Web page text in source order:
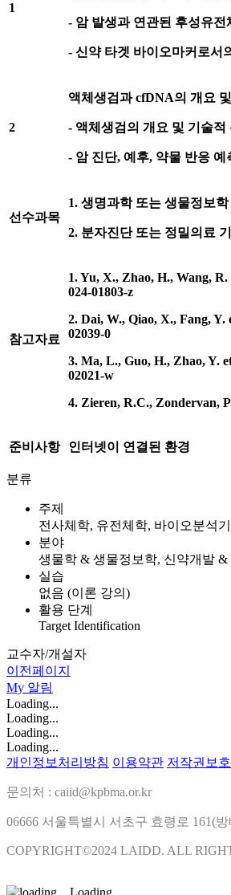
1
- 암 발생과 연관된 후성유전
- 신약 타겟 바이오마커로서
2
액체생검과cfDNA의 개요
- 액체생검의 개요 및 기술적
- 암 진단, 예후, 약물 반응 예
선수과목
1. 생명과학 또는 생물정보
2. 분자진단 또는 정밀의료
참고자료
1. Yu, X., Zhao, H., Wang,
024-01803-z
2. Dai, W., Qiao, X., Fang, Y.
02039-0
3. Ma, L., Guo, H., Zhao, Y.
02021-w
4. Zieren, R.C., Zondervan,
준비사항 인터넷이 연결된 환경
분류
주제
전사체학, 유전체학, 바이오분석
분야
생물학 & 생물정보학, 신약개발 &
실습
없음 (이론 강의)
활용 단계
Target Identification
교수자/개설자
이전페이지
My 알림
Loading...
Loading...
Loading...
Loading...
개인정보처리방침 이용약관 저작권보
문의처 : caiid@kpbma.or.kr
06666 서울특별시 서초구 효령로 161(
COPYRIGHT©2024 LAIDD. ALL
Loading...